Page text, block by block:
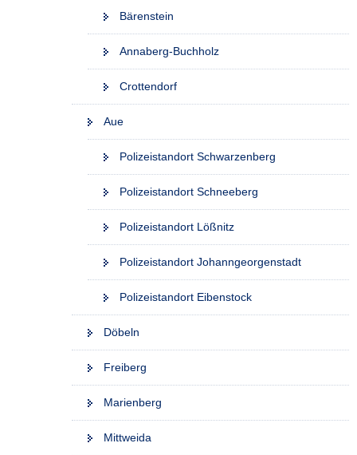
Bärenstein
Annaberg-Buchholz
Crottendorf
Aue
Polizeistandort Schwarzenberg
Polizeistandort Schneeberg
Polizeistandort Lößnitz
Polizeistandort Johanngeorgenstadt
Polizeistandort Eibenstock
Döbeln
Freiberg
Marienberg
Mittweida